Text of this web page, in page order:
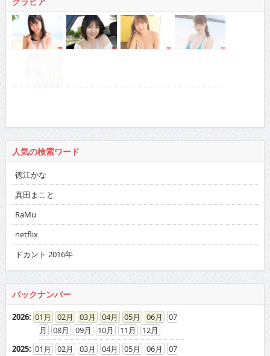
人気の検索ワード
徳江かな
真田まこと
RaMu
netflix
ドカント 2016年
バックナンバー
2026: 01 02 03 04 05 06
07
08
09 10 11
12
2025: 01 02 03 04 05 06
07